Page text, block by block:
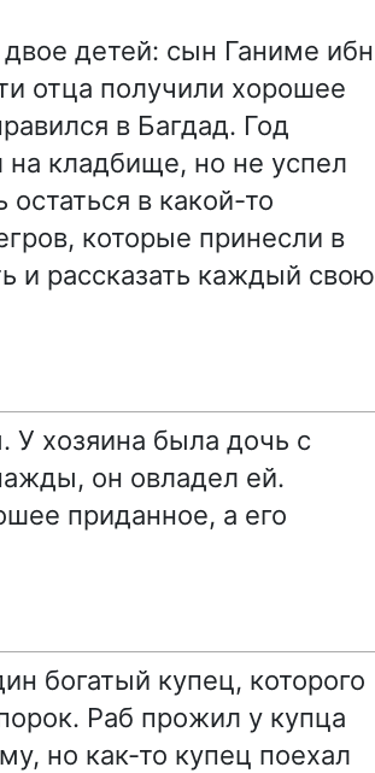
детей: сын Ганиме ибн
отца получили хорошее
в Багдад. Год
кладбище, но не успел
в какой-то
которые принесли в
и рассказать каждый свою
У хозяина была дочь с
он овладел ей.
приданное, а его
богатый купец, которого
Раб прожил у купца
но как-то купец поехал